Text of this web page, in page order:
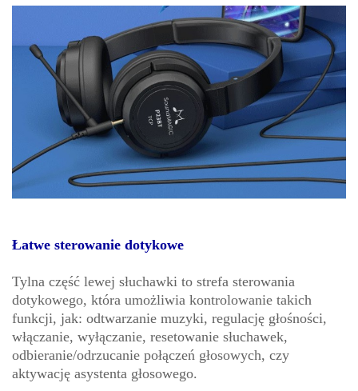
Łatwe sterowanie dotykowe
Tylna część lewej słuchawki to strefa sterowania
dotykowego, która umożliwia kontrolowanie takich
funkcji, jak: odtwarzanie muzyki, regulację głośności,
włączanie, wyłączanie, resetowanie słuchawek,
odbieranie/odrzucanie połączeń głosowych, czy
aktywację asystenta głosowego.